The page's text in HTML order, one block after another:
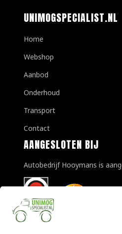
UNIMOGSPECIALIST.NL
Home
Webshop
Aanbod
Onderhoud
Transport
Contact
AANGESLOTEN BIJ
Autobedrijf Hooymans is